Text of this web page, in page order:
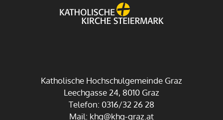
Katholische Hochschulgemeinde Graz
Leechgasse 24, 8010 Graz
Telefon: 0316/32 26 28
Mail: khg@khg-graz.at